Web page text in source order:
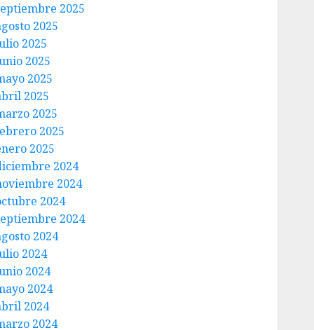
2025
2025
2025
2025
2025
2025
2025
2025
2025
2024
2024
2024
2024
2024
2024
2024
2024
2024
2024